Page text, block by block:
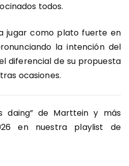
todos.
jugar como plato fuerte en
la intención del
diferencial de su propuesta
ocasiones.
daing” de Marttein y más
en nuestra playlist de